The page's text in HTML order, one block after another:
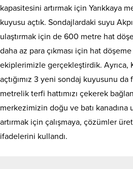
kapasitesini artırmak için Yarıkkaya
kuyusu açtık. Sondajlardaki suyu
ulaştırmak için de 600 metre hat
daha az para çıkması için hat döşeme
ekiplerimizle gerçekleştirdik. Ayrıca,
açtığımız 3 yeni sondaj kuyusunu da
metrelik terfi hattımızı çekerek
merkezimizin doğu ve batı kanadına
artırmak için çalışmaya, çözümler
ifadelerini kullandı.